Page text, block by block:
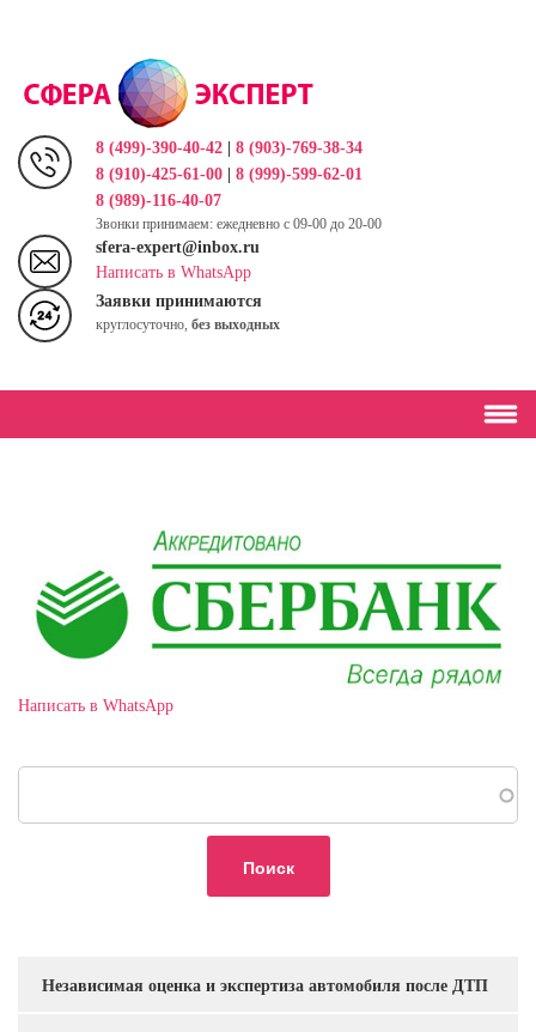
содержанию
8 (499)-390-40-42
8 (903)-769-38-34
8 (910)-425-61-00
8 (999)-599-62-01
8 (989)-116-40-07
Звонки принимаем: ежедневно с 09-00 до 20-00
sfera-expert@inbox.ru
Написать в WhatsApp
Заявки принимаются
круглосуточно, без выходных
Написать в WhatsApp
Услуги
Независимая оценка и экспертиза автомобиля после ДТП